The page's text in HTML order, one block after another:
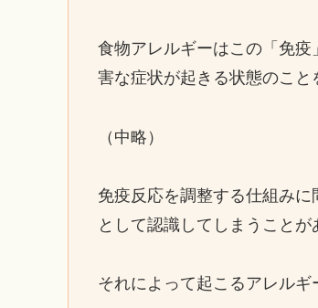
食物アレルギーはこの「免
害な症状が起きる状態のこと
（中略）
免疫反応を調整する仕組み
として認識してしまうことが
それによって起こるアレルギ